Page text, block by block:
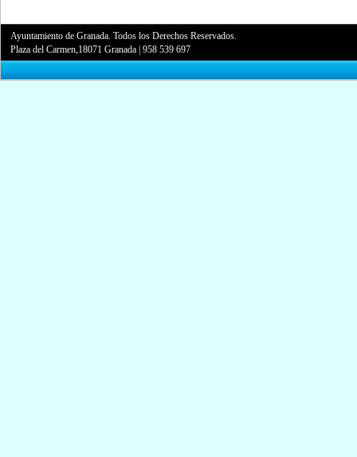
Ayuntamiento de Granada. Todos los Derechos Reservados.
Plaza del Carmen,18071 Granada |958 539 697